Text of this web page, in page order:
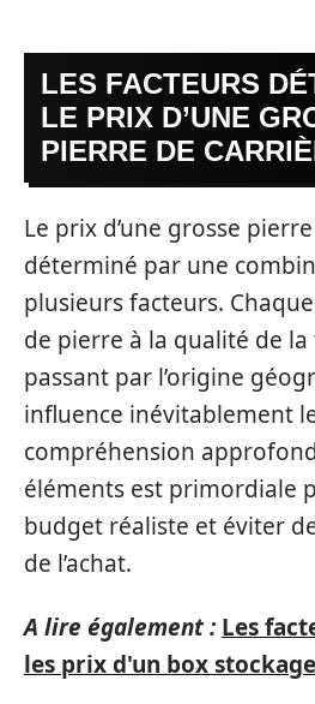
LES FACTEURS
LE PRIX D’UNE
PIERRE DE
Le prix d’une grosse
déterminé par une
plusieurs facteurs.
de pierre à la qualité de
passant par l’origine
influence inévitablement
compréhension
éléments est primordiale
budget réaliste et éviter
de l’achat.
A lire également : Les
les prix d'un box